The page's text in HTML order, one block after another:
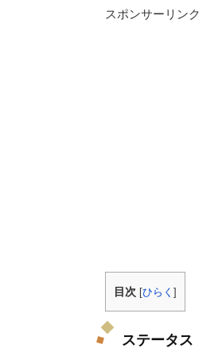
スポンサーリンク
目次 [ひらく ]
ステータス